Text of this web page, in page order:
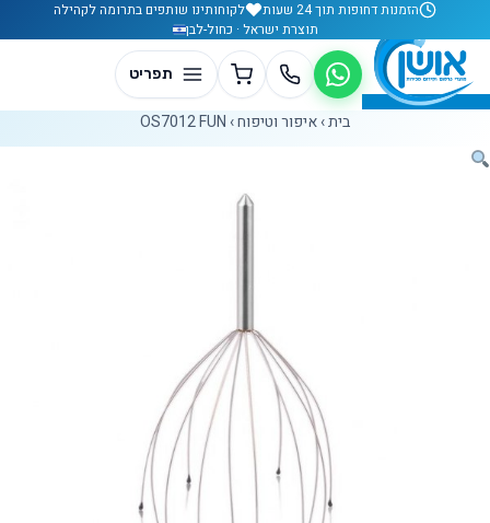
דלג לתוכןהזמנות דחופות תוך 24 שעות
לקוחותינו שותפים בתרומה לקהילה
תוצרת ישראל · כחול-לבן
בית›איפור וטיפוח›